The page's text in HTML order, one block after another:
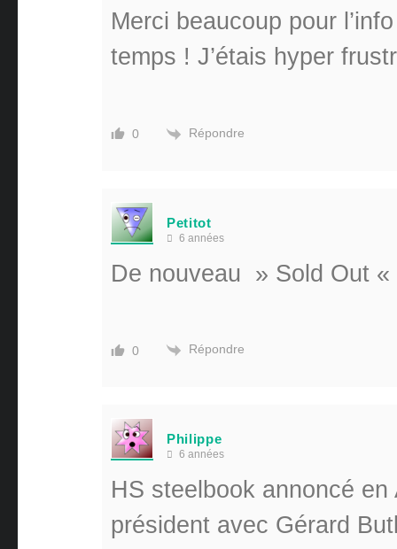
Merci beaucoup pour
temps ! J’étais hyper
0 Répondre
Petitot
6 années
De nouveau » Sold Out «
0 Répondre
Philippe
6 années
HS steelbook annoncé
président avec Gérard